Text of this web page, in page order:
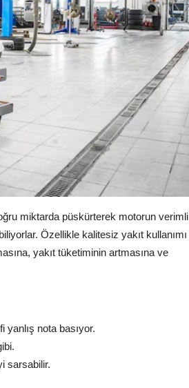
miktarda püskürterek motorun verimli
Özellikle kalitesiz yakıt kullanımı
yakıt tüketiminin artmasına ve
nota basıyor.
sarsabilir.